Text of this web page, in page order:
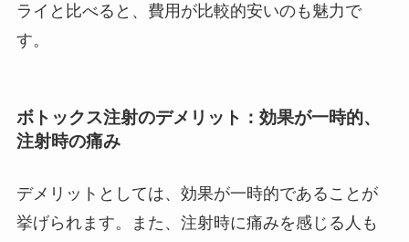
ライと比べると、費用が比較的安いのも魅力で
す。
ボトックス注射のデメリット：効果が一時的、
注射時の痛み
デメリットとしては、効果が一時的であることが
挙げられます。また、注射時に痛みを感じる人も